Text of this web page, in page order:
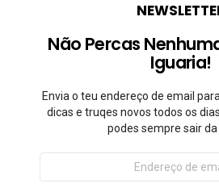
Não Percas
Iguaria!
Envia o teu endereço de email
dicas e truqes novos todos os
podes sempre sair da
Endereço
email